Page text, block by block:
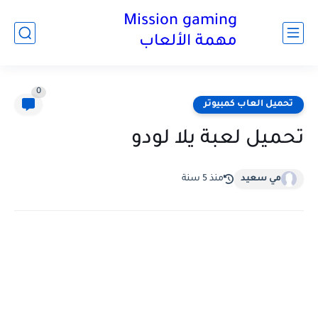
Mission gaming
مهمة الألعاب
تحميل العاب كمبيوتر
0
تحميل لعبة يلا لودو
مي سعيد منذ 5 سنة